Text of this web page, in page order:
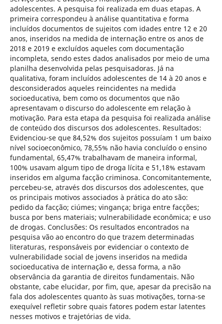
adolescentes. A pesquisa foi realizada em duas etapas. A
primeira correspondeu à análise quantitativa e forma
incluídos documentos de sujeitos com idades entre 12 e 20
anos, inseridos na medida de internação entre os anos de
2018 e 2019 e excluídos aqueles com documentação
incompleta, sendo estes dados analisados por meio de uma
planilha desenvolvida pelas pesquisadoras. Já na
qualitativa, foram incluídos adolescentes de 14 à 20 anos e
desconsiderados aqueles reincidentes na medida
socioeducativa, bem como os documentos que não
apresentavam o discurso do adolescente em relação à
motivação. Para esta etapa da pesquisa foi realizada análise
de conteúdo dos discursos dos adolescentes. Resultados:
Evidenciou-se que 84,52% dos sujeitos possuíam 1 um baixo
nível socioeconômico, 78,55% não havia concluído o ensino
fundamental, 65,47% trabalhavam de maneira informal,
100% usavam algum tipo de droga lícita e 51,18% estavam
inseridos em alguma facção criminosa. Concomitantemente,
percebeu-se, através dos discursos dos adolescentes, que
os principais motivos associados à prática do ato são:
pedido da facção; ciúmes; vingança; briga entre facções;
busca por bens materiais; vulnerabilidade econômica; e uso
de drogas. Conclusões: Os resultados encontrados na
pesquisa vão ao encontro do que trazem determinadas
literaturas, responsáveis por evidenciar o contexto de
vulnerabilidade social de jovens inseridos na medida
socioeducativa de internação e, dessa forma, a não
observância da garantia de direitos fundamentais. Não
obstante, cabe elucidar, por fim, que, apesar da precisão na
fala dos adolescentes quanto às suas motivações, torna-se
exequível refletir sobre quais fatores podem estar latentes
nesses motivos e trajetórias de vida.